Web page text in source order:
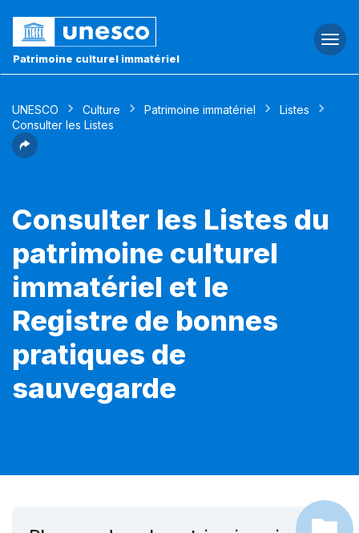
Patrimoine culturel immatériel
UNESCO Culture Patrimoine immatériel
Listes
Consulter les Listes
Consulter les Listes du
patrimoine culturel
immatériel et le
Registre de bonnes
pratiques de
sauvegarde